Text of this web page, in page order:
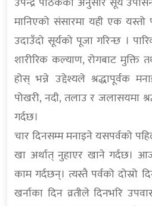
मानिएको संसारमा यही एक यस्तो
उदाउँदो सूर्यको पूजा गरिन्छ ।
शारीरिक कल्याण, रोगबाट मुक्ति
होस् भन्ने उद्देश्यले श्रद्धापूर्वक
पोखरी, नदी, तलाउ र जलासयमा
गर्दछ।
चार दिनसम्म मनाइने यसपर्वको
खा अर्थात् नुहाएर खाने गर्दछ।
काम गर्दछन्। त्यस्तै पर्वको दोस्रो
खर्नाका दिन व्रतीले दिनभरि